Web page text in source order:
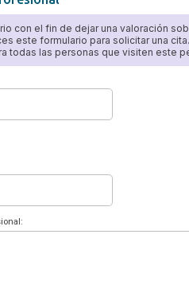
con el fin de dejar una valoración
este formulario para solicitar una
todas las personas que visiten este